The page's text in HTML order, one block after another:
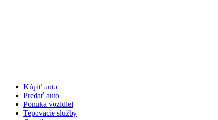
Kúpiť auto
Predať auto
Ponuka vozidiel
Tepovacie služby